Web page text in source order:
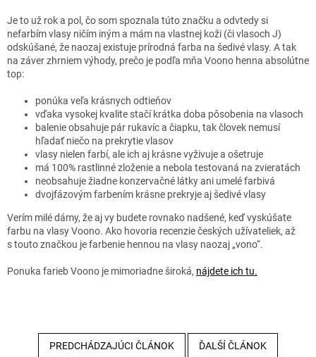
Je to už rok a pol, čo som spoznala túto značku a odvtedy si
nefarbím vlasy ničím iným a mám na vlastnej koži (či vlasoch J)
odskúšané, že naozaj existuje prírodná farba na šedivé vlasy. A tak
na záver zhrniem výhody, prečo je podľa mňa Voono henna absolútne
top:
ponúka veľa krásnych odtieňov
vďaka vysokej kvalite stačí krátka doba pôsobenia na vlasoch
balenie obsahuje pár rukavíc a čiapku, tak človek nemusí
hľadať niečo na prekrytie vlasov
vlasy nielen farbí, ale ich aj krásne vyživuje a ošetruje
má 100% rastlinné zloženie a nebola testovaná na zvieratách
neobsahuje žiadne konzervačné látky ani umelé farbivá
dvojfázovým farbením krásne prekryje aj šedivé vlasy
Verím milé dámy, že aj vy budete rovnako nadšené, keď vyskúšate
farbu na vlasy Voono. Ako hovoria recenzie českých užívateliek, až
s touto značkou je farbenie hennou na vlasy naozaj „vono“.
Ponuka farieb Voono je mimoriadne široká, nájdete ich tu.
PREDCHÁDZAJÚCI ČLÁNOK ĎALŠÍ ČLÁNOK